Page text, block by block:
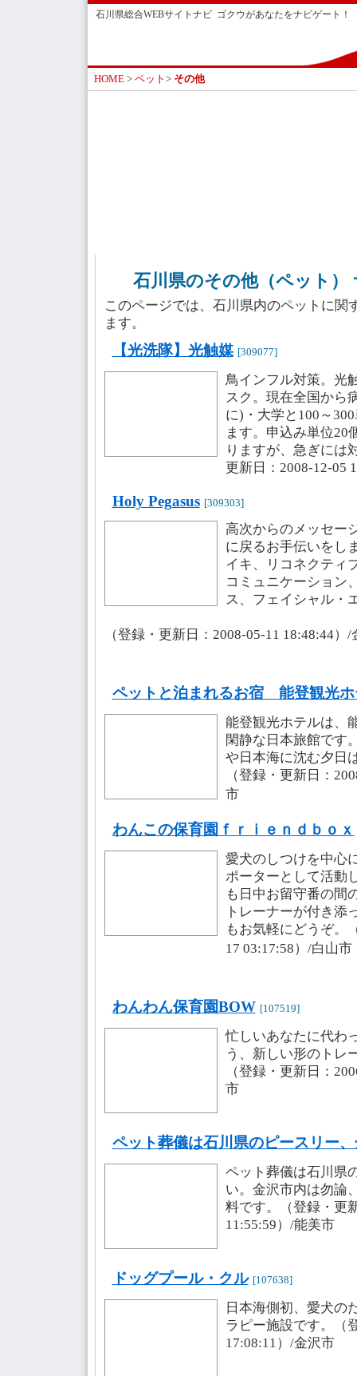
石川県総合WEBサイトナビ ゴクウがあなたをナビゲート！
HOME > ペット > その他
石川県のその他（ペット）
このページでは、石川県内のペットに関
ます。
【光洗隊】光触媒 [309077]
鳥インフル対策。光
スク。現在全国から
に)・大学と100～
ます。申込み単位20
りますが、急ぎには
更新日：2008-12-05
Holy Pegasus [309303]
高次からのメッセー
に戻るお手伝いをし
イキ、リコネクティ
コミュニケーション
ス、フェイシャル・
（登録・更新日：2008-05-11 18:48:44）
ペットと泊まれるお宿 能登観光ホ
能登観光ホテルは、
閑静な日本旅館です
や日本海に沈む夕日
（登録・更新日：
市
わんこの保育園ｆｒｉｅｎｄｂｏｘ
愛犬のしつけを中心
ポーターとして活動
も日中お留守番の間
トレーナーが付き添
もお気軽にどうぞ。
17 03:17:58）/白山
わんわん保育園BOW [107519]
忙しいあなたに代わ
う、新しい形のトレ
（登録・更新日：
市
ペット葬儀は石川県のピースリー
ペット葬儀は石川県
い。金沢市内は勿論
料です。（登録・更
11:55:59）/能美市
ドッグプール・クル [107638]
日本海側初、愛犬の
ラピー施設です。（
17:08:11）/金沢市